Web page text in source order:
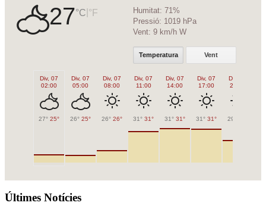
27°C °F Humitat: 71%
Pressió: 1019 hPa
Vent: 9 km/h W
Temperatura Vent
Div, 07
02:00
27° 25°
Div, 07
05:00
26° 25°
Div, 07
08:00
26° 26°
Div, 07
11:00
31° 31°
Div, 07
14:00
31° 31°
Div, 07
17:00
31° 31°
Div, 07
20:00
29°
Últimes Notícies